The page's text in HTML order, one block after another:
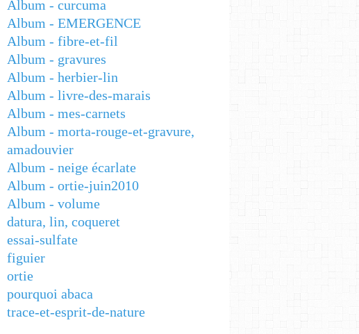
Album - curcuma
Album - EMERGENCE
Album - fibre-et-fil
Album - gravures
Album - herbier-lin
Album - livre-des-marais
Album - mes-carnets
Album - morta-rouge-et-gravure,
amadouvier
Album - neige écarlate
Album - ortie-juin2010
Album - volume
datura, lin, coqueret
essai-sulfate
figuier
ortie
pourquoi abaca
trace-et-esprit-de-nature